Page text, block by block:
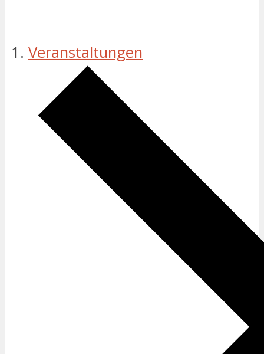
Veranstaltungen